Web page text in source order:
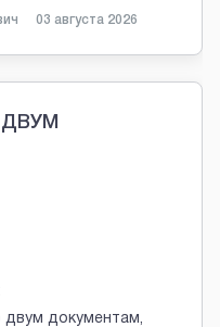
03 августа 2026
двум документам,